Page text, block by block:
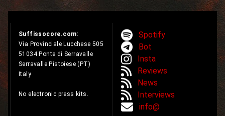
Suffissocore.com:
Via Provinciale Lucchese 505
51034 Ponte di Serravalle
Serravalle Pistoiese (PT)
Italy
No electronic press kits.
Spotify
Bot
Insta
Reviews
News
Interviews
info@